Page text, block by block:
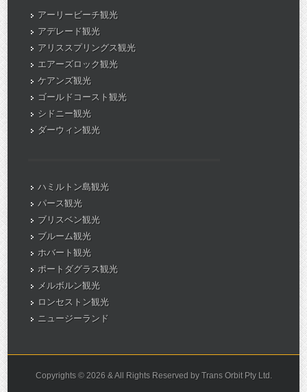
アーリービーチ観光
アデレード観光
アリススプリングス観光
エアーズロック観光
ケアンズ観光
ゴールドコースト観光
シドニー観光
ダーウィン観光
ハミルトン島観光
パース観光
ブリスベン観光
ブルーム観光
ホバート観光
ポートダグラス観光
メルボルン観光
ロンセストン観光
ニュージーランド
Copyrights © 2026 & All Rights Reserved by Trans Orbit Pty Ltd.